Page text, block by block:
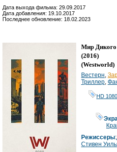
Дата выхода фильма: 29.09.2017
Дата добавления: 19.10.2017
Последнее обновление: 18.02.2023
Мир Дикого
(2016)
(Westworld)
Вестерн,
Триллер,
HD 1080
Режиссеры:
Стивен